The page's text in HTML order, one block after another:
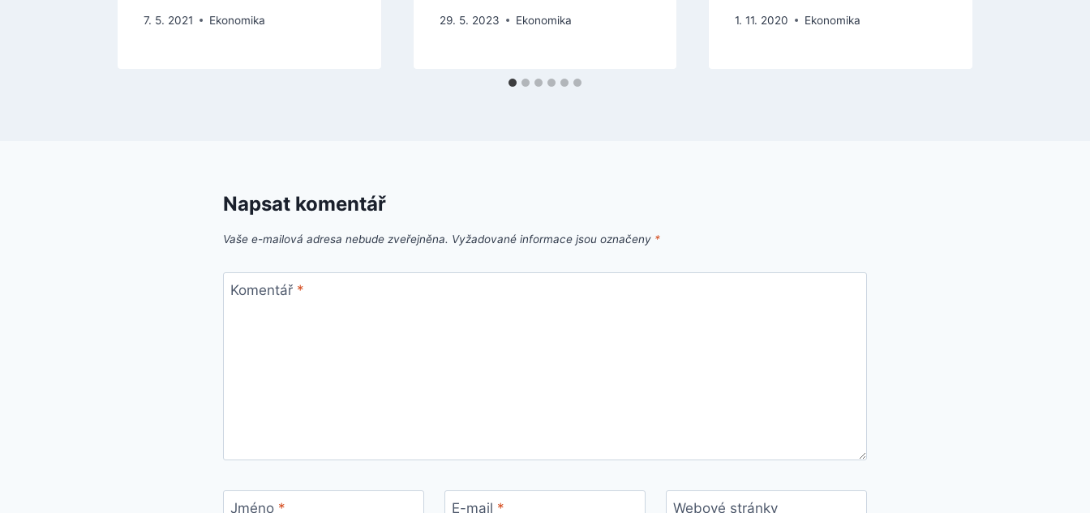
7. 5. 2021 Ekonomika 29. 5. 2023 Ekonomika 1. 11. 2020 Ekonomika
Napsat komentář
Vaše e-mailová adresa nebude zveřejněna. Vyžadované informace jsou označeny *
Komentář *
Jméno * E-mail * Webové stránky